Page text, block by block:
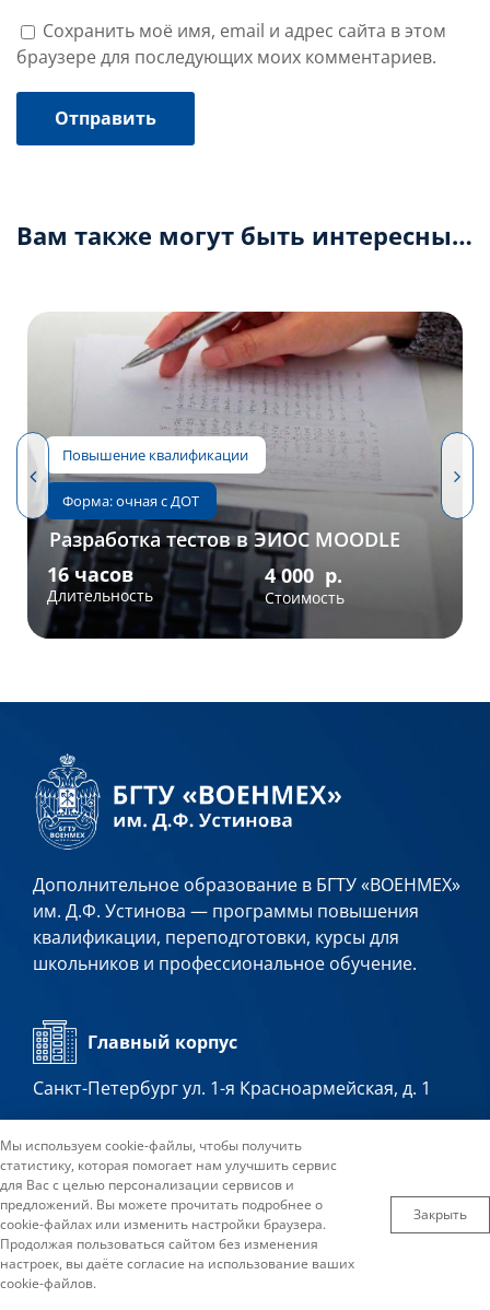
Сохранить моё имя, email и адрес сайта в этом
браузере для последующих моих комментариев.
Вам также могут быть интересны…
Разработка тестов в ЭИОС MOODLE
Дополнительное образование в БГТУ «ВОЕНМЕХ»
им. Д.Ф. Устинова — программы повышения
квалификации, переподготовки, курсы для
школьников и профессиональное обучение.
Главный корпус
Санкт-Петербург ул. 1-я Красноармейская, д. 1
Лабораторный корпус
Санкт-Петербург, ул. 1-я Красноармейская, д. 13
Контактный телефон
Мы используем cookie-файлы, чтобы получить
статистику, которая помогает нам улучшить сервис
для Вас с целью персонализации сервисов и
предложений. Вы можете прочитать подробнее о
cookie-файлах или изменить настройки браузера.
Продолжая пользоваться сайтом без изменения
настроек, вы даёте согласие на использование ваших
cookie-файлов.
Закрыть